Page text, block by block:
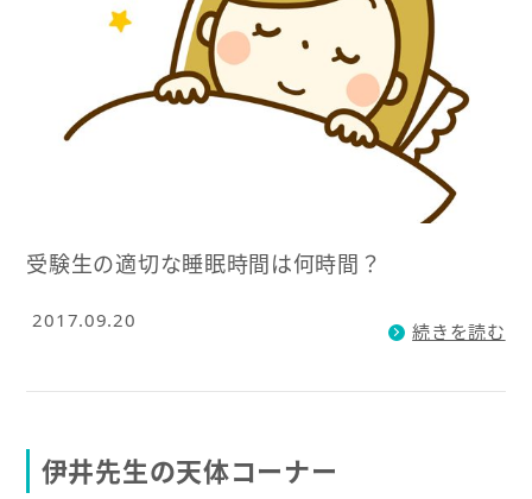
受験生の適切な睡眠時間は何時間？
2017.09.20 続きを読む
伊井先生の天体コーナー